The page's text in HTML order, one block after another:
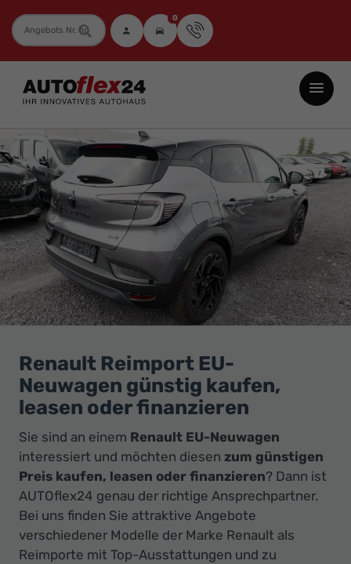
Fahrzeugnummer 0
Autoflex24
GmbH
EU-
Neuwagen
Jahreswagen
und
Gebrauchtwagen
zu
Top-
Preisen
Ihr
Innovatives
Autohaus
Renault Reimport EU-
Neuwagen günstig kaufen,
leasen oder finanzieren
Sie sind an einem Renault EU-Neuwagen
interessiert und möchten diesen zum günstigen
Preis kaufen, leasen oder finanzieren? Dann ist
AUTOflex24 genau der richtige Ansprechpartner.
Bei uns finden Sie attraktive Angebote
verschiedener Modelle der Marke Renault als
Reimporte mit Top-Ausstattungen und zu